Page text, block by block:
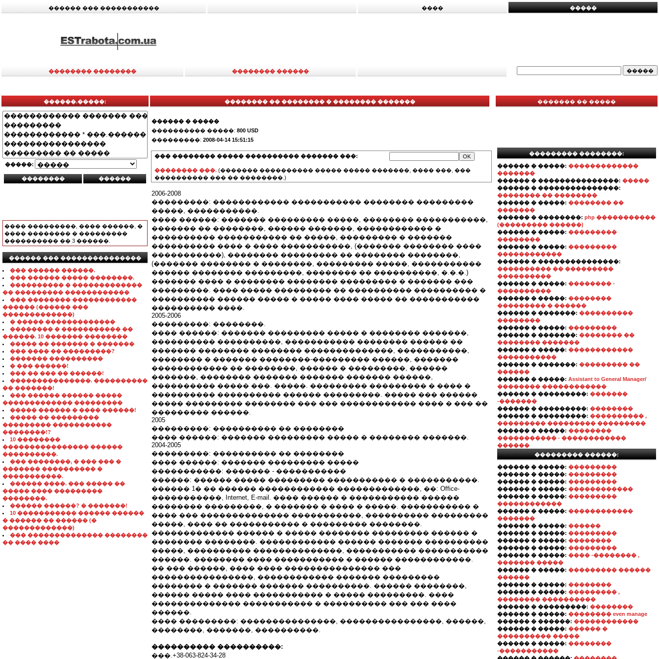
������ ��� ����������� ���� �����
�������� �������� �������� ������
������.�����:
�����:
���� ���������, ���� ������, �
���� �������� � ���������
���������� �� 3 ������.
������ ��� ���������������
��� ������ ������.
��� ������ ����� ��������.
���������� � �������������
�� ��������� ������������
��� �������� ������������
������ (������ ���
�������������)
� ����� �������������
�������� � ����������� ��
������. 10 ������� ��������
����� �� ������� � �������
��� ���� �� ���������?
������� ����������
� ��� ������!
��� �� ��� �� ������!
���������������. ����������
�� �������!
��� ������ ������ �����
������������� ���������
����� ������ � ���� ������!
����� �� ���������
��������� �����������
��������!?
10 ��������
���������������� ������
����������.
��� ��������, � ��� ��� �
������� ���������� �
�����������.
������ ����. ��� ����� ��
����� ���� ���������
��������.
������ ������? � �������!
10 ����������� ������ ������
� ������ �� ������ (�
�������������)
��� �������������� ��������
�� ���� ����
�������� �� �������� � �������� �������
������ � �����
���������� �����: 800 USD
���������: 2008-04-14 15:51:15
��� �������� ����� ���������� ������� ���:
�������� ���. (������� ���������� ����� ����� �������, ���� ���, ���
���������� ��� �� ��������.)
2006-2008
���������: ������������ ����������� �������� ���������
�����, �����������.
���� ������: ������� ��������� �����, �������� �����������,
������� �� ��������, ������ �������, ������������ �
���������� ����������� �� �����, ��������� � �������
���������� ���� � ���� �����������, (������� �������� ����
�����������), �������� ��������� �� �������� ��������,
(������� �������� � ��������, ��������� �����, �����������
������ �������� ���������, �������� �� ����������, �.�.�.)
������� ���� � �������� �������� ��������� � ������� ���
���������. ���� ����� ��������� �� ���������� ���������� �
���������� ������ ����� � ����� ���� ����� �� �����������
���������� ����.
2005-2006
���������: ��������.
���� ������: ������� ��������� ����� � �������� �������,
���������� ����������, ����������� �������� ������ ��
������� �������� �������� ��������������, �����������,
�������� � ������� ��������-��������� ������, �������
������������ �� ��������, ������ � ���������, ������
�������, �������� ������� ������� ������� ������,
���������� ����� ���. �����. ��������� ��������� � ���� �
���������� ���������� ������ ���������. ����� ��� ������
����� ��������� �������� ��� ��� ������������ ���� � ��� ��
��������� ������.
2005
���������: ���������� �� ��������
���� ������: ������� ��������� ����� � �������� �������.
2004-2005
���������: ���������� �� ��������
���� ������: ������� ��������� �����
�����������: ������� - �����������
������: ������ ����� ��������� ����������� � �����������.
������ 1� �� ������ ������������ �������������, ��: Office-
�����������, Internet, E-mail. ���� ������ � ����������� ������
�������� ���������, � ������� � ���� � �����. ����������� �
���� ��� �������������� �����������, ���������� ���������
�����, ���� �� ����������� � ��������� ��������.
������������� ������ � ����� �������� ��������� ������ �
�������� ��������. ������������ ������ ������� ����������
�����, ���������� ��������������, ����������� �����������
������. �������� ���� ����������� � ������ ������������.
�� ��� ������, ���� ���� ��������������� ���
����������������, ������������ ������� ���������
�������� � ������� ������� ����������. ������ ��������,
������ ����� ���� ����������� � ����� ���������. ����
�������������� ����������� � ���������� ��� ��� ����
������.
���� ���������: ���������������, ����������������, ������,
��������, �������, ����������.
���������� ����������:
���.+38-063-824-34-28
������� �� �����
��������� ��������:
������ � �����: �������������
�������
������ � ���������������: �����
������ � ���������������:
�������� �� ��������
������ � �����: �������� ��
�������
������ � ��������: php �����������
(��������� ������)
������ � �����: ���������
��������
������ � �����: ���������
������������
������ � ���������������:
���������� �� ���������
����������
������ � �����: �������� -
����������
������ � �����: ��������
��������� � ������
������ � �������: ����������
��������
������ � �����: ���������
������ � �������: �������� ��
�������� �������
������ � �����: ������������
�����������
������ � �������: ��������� ��
������
������ � �����: Assistant to General Manager/
�������� ������������
������ � ���������: �������
-�������
������ � ���������: ��������
������ � ���������: ���������� ,
��������� ��������� ���������
������ � �����: ��������
����������� - ������������
������
��������� ������:
������ � �����: ���������
������ � �����: ���������
������ � �����: ���������
������ � �����: ������������
������ � �����: ���������
������������
������ � �����: ������������
�������
������ � �����: ������
������ � �����: ���������
������ � �����: ��������
������ � �����: ���������
������ � �����: ���� -�������� ,
������� �����
������ � �����: ��������� ������
������
������ � �����: ��������
������ � �����: ��������� ,
�������� ����������
������ � ���������: ��������
������ � �����: �������� even manage
������ � ������: ������������
������ � �����: ������ �
���������� �����
������ � �����: ��������
-�����������